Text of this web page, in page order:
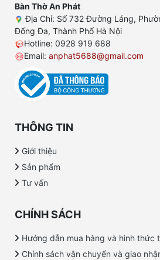
Bàn Thờ An Phát
Địa Chỉ: Số 732 Đường Láng,
Đống Đa, Thành Phố Hà Nội
Hotline: 0928 919 688
Email: anphat5688@gmail.com
THÔNG TIN
Giới thiệu
Sản phẩm
Tư vấn
CHÍNH SÁCH
Hướng dẫn mua hàng và hình thức
Chính sách vận chuyển và giao